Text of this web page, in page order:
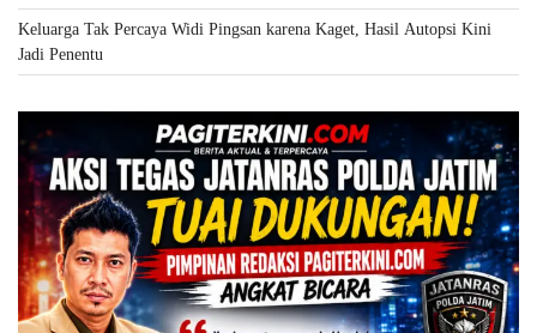
Keluarga Tak Percaya Widi Pingsan karena Kaget, Hasil Autopsi Kini
Jadi Penentu